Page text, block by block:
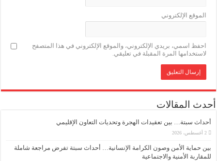
الموقع الإلكتروني
احفظ اسمي، بريدي الإلكتروني، والموقع الإلكتروني في هذا المتصفح
لاستخدامها المرة المقبلة في تعليقي.
أحدث المقالات
أحداث سبتة… بين تعقيدات الهجرة وتحديات التعاون الإقليمي
2 أغسطس، 2026
بين حماية الأمن وصون الكرامة الإنسانية… أحداث سبتة تفرض مراجعة شاملة
للمقاربة الأمنية والاجتماعية